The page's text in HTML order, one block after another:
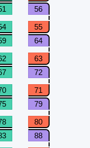
56
55
64
63
72
71
79
80
88